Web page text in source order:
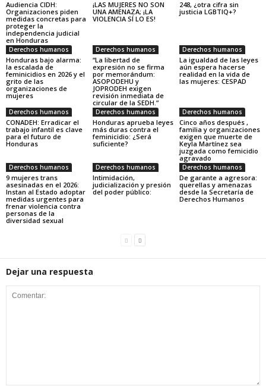
Audiencia CIDH:
Organizaciones piden
medidas concretas para
proteger la
independencia judicial
en Honduras
¡LAS MUJERES NO SON
UNA AMENAZA; ¡LA
VIOLENCIA SÍ LO ES!
248, ¿otra cifra sin
justicia LGBTIQ+?
Derechos humanos
Honduras bajo alarma:
la escalada de
feminicidios en 2026 y el
grito de las
organizaciones de
mujeres
Derechos humanos
“La libertad de
expresión no se firma
por memorándum:
ASOPODEHU y
JOPRODEH exigen
revisión inmediata de
circular de la SEDH.”
Derechos humanos
La igualdad de las leyes
aún espera hacerse
realidad en la vida de
las mujeres: CESPAD
Derechos humanos
CONADEH: Erradicar el
trabajo infantil es clave
para el futuro de
Honduras
Derechos humanos
Honduras aprueba leyes
más duras contra el
feminicidio: ¿Será
suficiente?
Derechos humanos
Cinco años después ,
familia y organizaciones
exigen que muerte de
Keyla Martínez sea
juzgada como femicidio
agravado
Derechos humanos
9 mujeres trans
asesinadas en el 2026:
Instan al Estado adoptar
medidas urgentes para
frenar violencia contra
personas de la
diversidad sexual
Derechos humanos
Intimidación,
judicialización y presión
del poder público:
Derechos humanos
De garante a agresora:
querellas y amenazas
desde la Secretaría de
Derechos Humanos
Dejar una respuesta